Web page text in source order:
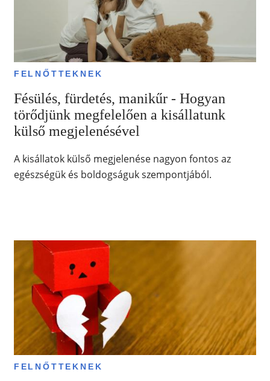
FELNŐTTEKNEK
Fésülés, fürdetés, manikűr - Hogyan
törődjünk megfelelően a kisállatunk
külső megjelenésével
A kisállatok külső megjelenése nagyon fontos az
egészségük és boldogságuk szempontjából.
FELNŐTTEKNEK